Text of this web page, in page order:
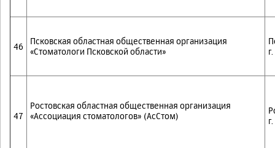
46
Псковская областная общественная организация
«Стоматологи Псковской области»
47
Ростовская областная общественная организация
«Ассоциация стоматологов» (АсСтом)